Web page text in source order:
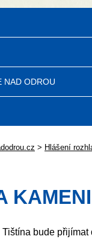
NAD ODROU
> Hlášení
Tištína bude přijímat